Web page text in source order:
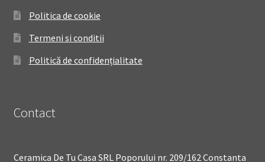
Politica de cookie
Termeni si conditii
Politică de confidențialitate
Contact
Ceramica De Tu Casa SRL Poporului nr. 209/162 Constanta